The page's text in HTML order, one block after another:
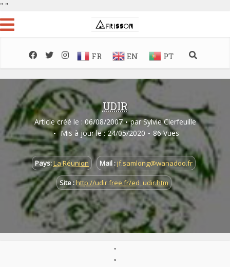
" "
FR EN PT
UDIR
Article créé le : 06/08/2007 par Sylvie Clerfeuille
Mis à jour le : 24/05/2020
86 Vues
Pays:La Réunion Mail :jf.samlong@wanadoo.fr
Site :http://udir.free.fr/ed_udir.htm
"
"